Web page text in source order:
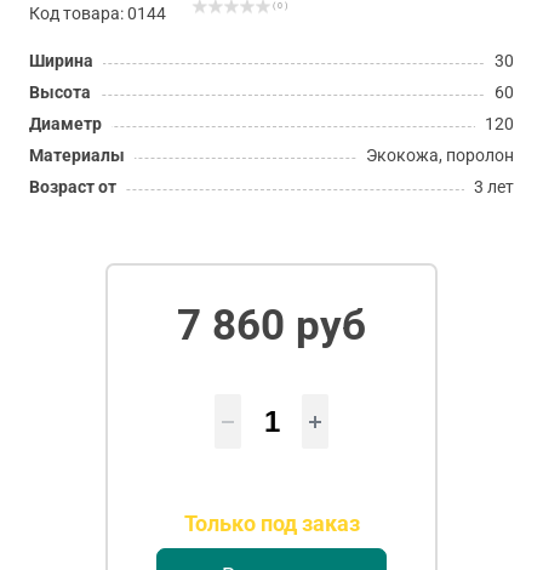
Код товара: 0144 ( 0 )
Ширина
30
Высота
60
Диаметр
120
Материалы
Экокожа, поролон
Возраст от
3 лет
7 860 руб
Только под заказ